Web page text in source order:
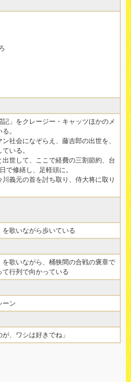
」をクレージー・キャッツほかのメ
。
社会になぞらえ、藤吉郎の出世を、
いる。
世して、ここで経費の三割節約、台
で修繕し、足軽頭に。
義元の首を討ち取り、侍大将に取り
を歌いながら歩いている
を歌いながら、桶狭間の合戦の褒章で
て行列で向かっている
ーン
、ワシは好きでね」